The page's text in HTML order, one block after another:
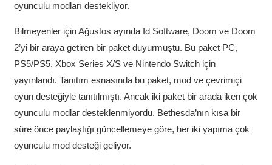
oyunculu modları destekliyor.
Bilmeyenler için Ağustos ayında Id Software, Doom ve Doom
2’yi bir araya getiren bir paket duyurmuştu. Bu paket PC,
PS5/PS5, Xbox Series X/S ve Nintendo Switch için
yayınlandı. Tanıtım esnasında bu paket, mod ve çevrimiçi
oyun desteğiyle tanıtılmıştı. Ancak iki paket bir arada iken çok
oyunculu modlar desteklenmiyordu. Bethesda’nın kısa bir
süre önce paylaştığı güncellemeye göre, her iki yapıma çok
oyunculu mod desteği geliyor.